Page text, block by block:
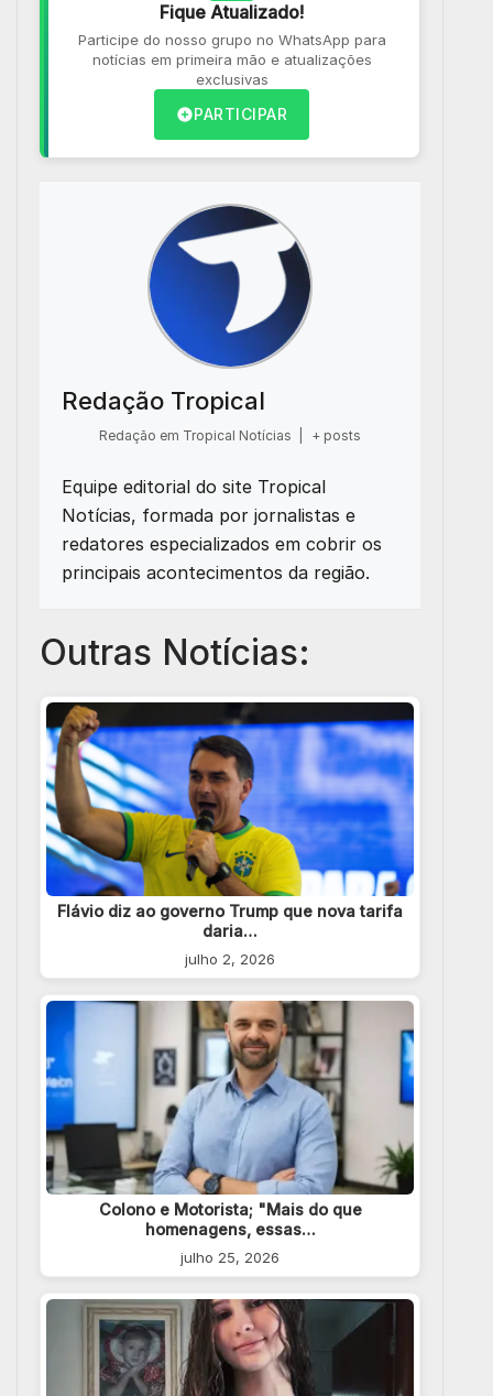
Fique Atualizado!
Participe do nosso grupo no WhatsApp para
notícias em primeira mão e atualizações
exclusivas
PARTICIPAR
Redação Tropical
Redação em Tropical Notícias + posts
Equipe editorial do site Tropical
Notícias, formada por jornalistas e
redatores especializados em cobrir os
principais acontecimentos da região.
Outras Notícias:
Flávio diz ao governo Trump que nova tarifa
daria…
julho 2, 2026
Colono e Motorista; "Mais do que
homenagens, essas…
julho 25, 2026